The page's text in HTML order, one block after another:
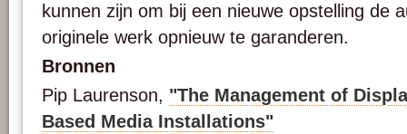
kunnen zijn om bij een nieuwe opstelling de
originele werk opnieuw te garanderen.
Bronnen
Pip Laurenson, "The Management of
Based Media Installations"